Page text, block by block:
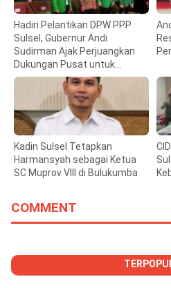
Hadiri Pelantikan DPW PPP
Sulsel, Gubernur Andi
Sudirman Ajak Perjuangkan
Dukungan Pusat untuk
Pembangunan Daerah
Kadin Sulsel Tetapkan
Harmansyah sebagai Ketua
SC Muprov VIII di Bulukumba
COMMENT